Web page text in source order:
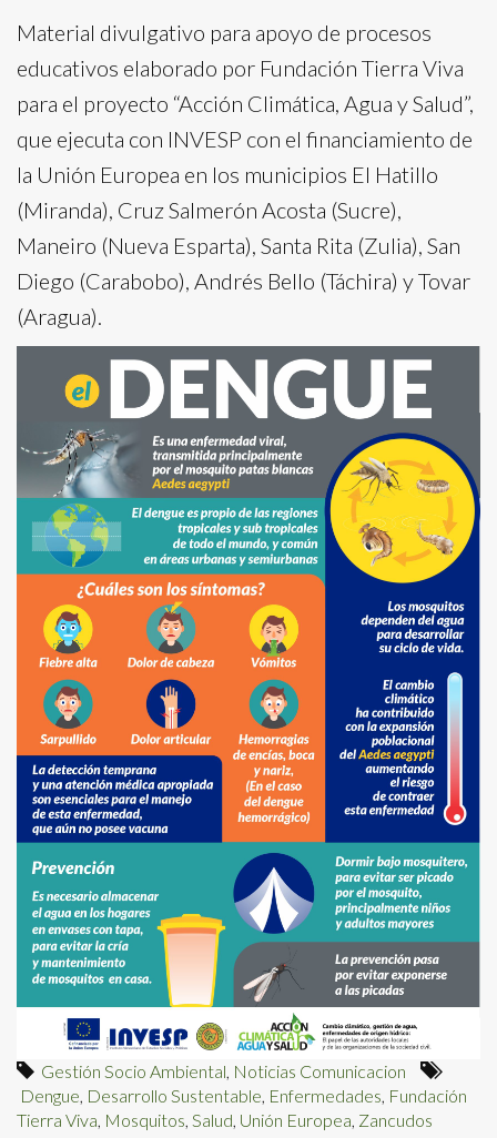
Material divulgativo para apoyo de procesos
educativos elaborado por Fundación Tierra Viva
para el proyecto “Acción Climática, Agua y Salud”,
que ejecuta con INVESP con el financiamiento de
la Unión Europea en los municipios El Hatillo
(Miranda), Cruz Salmerón Acosta (Sucre),
Maneiro (Nueva Esparta), Santa Rita (Zulia), San
Diego (Carabobo), Andrés Bello (Táchira) y Tovar
(Aragua).
Gestión Socio Ambiental, Noticias Comunicacion
Dengue, Desarrollo Sustentable, Enfermedades, Fundación
Tierra Viva, Mosquitos, Salud, Unión Europea, Zancudos